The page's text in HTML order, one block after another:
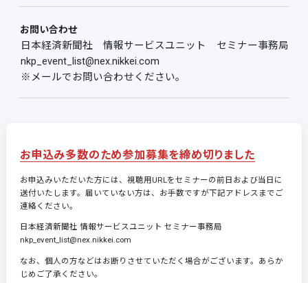
お問い合わせ
日本経済新聞社 情報サービスユニット セミナー事務局
nkp_event_list@nex.nikkei.com
※メールでお問い合わせください。
お申込み多数のため参加募集を締め切りました
お申込みいただいた方には、視聴用URLをセミナーの前日および当日に
送付いたします。届いていない方は、お手数ですが下記アドレスまでご
連絡ください。
日本経済新聞社 情報サービスユニット セミナー事務局
nkp_event_list@nex.nikkei.com
なお、個人の方などはお断りさせていただく場合がございます。あらか
じめご了承ください。